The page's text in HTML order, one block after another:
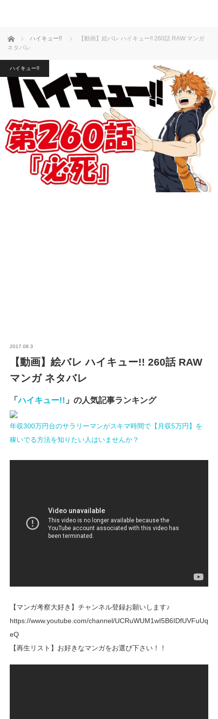
ホーム ハイキュー!!
【動画】絵バレ ハイキュー!! 260話 RAW マンガ
ネタバレ
ハイキュー!!
2017.08.3
【動画】絵バレ ハイキュー!! 260話 RAW
マンガ ネタバレ
「ハイキュー!! 」の人気記事ランキング
年収300万円台のサラリーマンがスキマ時間で【月収5万円】を
稼いでる方法を知りたい人はいませんか？
【マンガ考察大好き】チャンネル登録お願いします♪
https://www.youtube.com/channel/UCRuWUM1wI5B6IDfUVFuUq
eQ
【再生リスト】お好きなマンガをお選び下さい！！